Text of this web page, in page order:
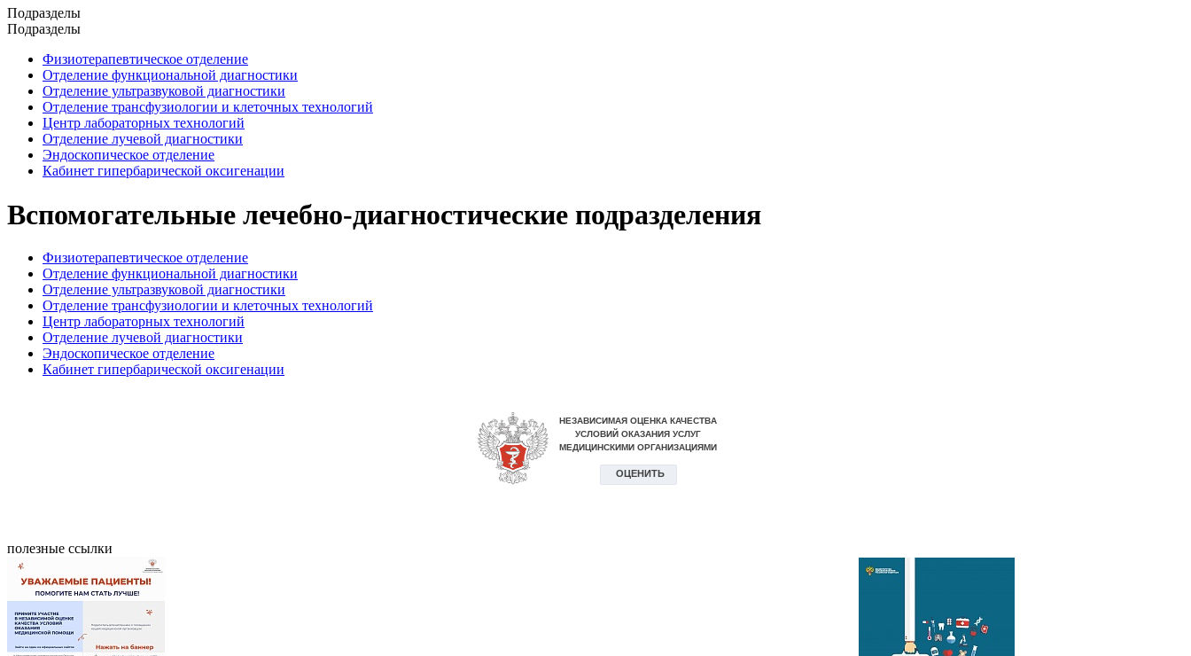
Подразделы
Подразделы
Физиотерапевтическое отделение
Отделение функциональной диагностики
Отделение ультразвуковой диагностики
Отделение трансфузиологии и клеточных технологий
Центр лабораторных технологий
Отделение лучевой диагностики
Эндоскопическое отделение
Кабинет гипербарической оксигенации
Вспомогательные лечебно-диагностические подразделения
Физиотерапевтическое отделение
Отделение функциональной диагностики
Отделение ультразвуковой диагностики
Отделение трансфузиологии и клеточных технологий
Центр лабораторных технологий
Отделение лучевой диагностики
Эндоскопическое отделение
Кабинет гипербарической оксигенации
полезные ссылки